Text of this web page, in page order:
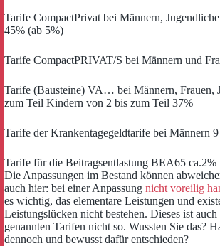
Tarife CompactPrivat bei Männern,
45% (ab 5%)
Tarife CompactPRIVAT/S bei Männern und
Tarife (Bausteine) VA… bei Männern, Frauen,
zum Teil Kindern von 2 bis zum Teil 37%
Tarife der Krankentagegeldtarife bei Männern
Tarife für die Beitragsentlastung BEA65 ca.2%
Die Anpassungen im Bestand können
auch hier: bei einer Anpassung nicht voreilig
es wichtig, das elementare Leistungen und
Leistungslücken nicht bestehen. Dieses ist
genannten Tarifen nicht so. Wussten Sie das?
dennoch und bewusst dafür entschieden?